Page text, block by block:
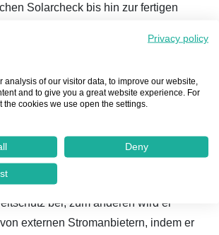
Solarcheck bis hin zur fertigen
hier ganz unkompliziert
mit dem Solarcheck:
Anlage in Hösbach ermöglicht es
eigenen Strom zu erzeugen, was
mit sich bringt. Zum einen trägt er aktiv
bei, zum anderen wird er
externen Stromanbietern, indem er
Privacy policy
analysis of our visitor data, to improve our website,
and to give you a great website experience. For
cookies we use open the settings.
Deny